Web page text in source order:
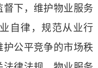
下，维护物业服务
自律，规范从业行
公平竞争的市场秩